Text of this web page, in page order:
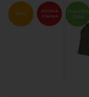
FMASTER
CENA
DOPRAVA
ZDARMA
NOVÉ